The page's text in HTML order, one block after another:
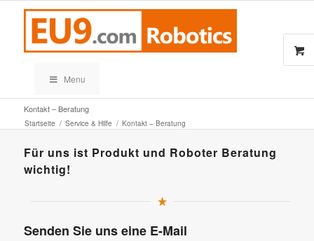
Menu
Kontakt – Beratung
Startseite / Service & Hilfe / Kontakt – Beratung
Für uns ist Produkt und Roboter Beratung
wichtig!
Senden Sie uns eine E-Mail